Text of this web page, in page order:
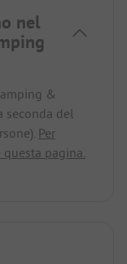
nel
&
seconda del
Per
pagina.